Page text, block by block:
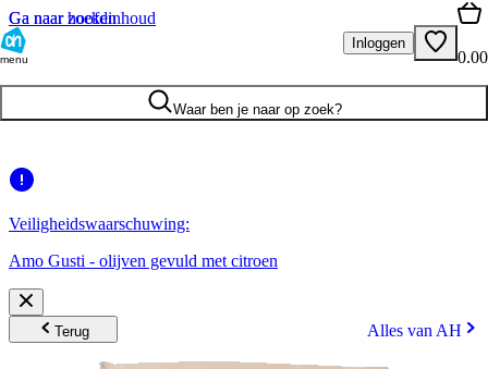
Ga naar hoofdinhoud
Ga naar zoeken
menu
Inloggen
0.00
Waar ben je naar op zoek?
Veiligheidswaarschuwing:
Amo Gusti - olijven gevuld met citroen
Terug Alles van AH